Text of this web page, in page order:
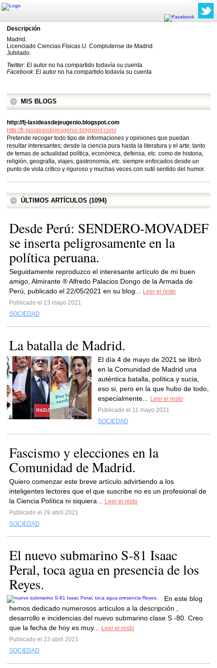
Descripción
Madrid.
Licenciado Ciencias Físicas U. Complutense de Madrid.
Jubilado.
Twitter: El autor no ha compartido todavía su cuenta
Facebook: El autor no ha compartido todavía su cuenta
MIS BLOGS
http://fj-lasideasdejeugenio.blogspot.com
http://fj-lasideasdejeugenio.blogspot.com/
Pretende recoger todo tipo de informaciones y opiniones que puedan
resultar interesantes; desde la ciencia pura hasta la literatura y el arte; tanto
de temas de actualidad política, económica, defensa, etc. como de historia,
religión, geografía, viajes, gastronomía, etc. siempre enfocados desde un
punto de vista crítico y riguroso y muchas veces con sutil sentido del humor.
ÚLTIMOS ARTÍCULOS (1094)
Desde Perú: SENDERO-MOVADEF
se inserta peligrosamente en la
política peruana.
Seguidamente reproduzco el interesante artículo de mi buen
amigo, Almirante ® Alfredo Palacios Dongo de la Armada de
Perú, publicado el 22/05/2021 en su blog...
Leer el resto
Publicado el 23 mayo 2021
SOCIEDAD
La batalla de Madrid.
El día 4 de mayo de 2021 se libró
en la Comunidad de Madrid una
auténtica batalla, política y sucia,
eso si, pero en la que hubo de todo,
especialmente...
Leer el resto
Publicado el 11 mayo 2021
SOCIEDAD
Fascismo y elecciones en la
Comunidad de Madrid.
Quiero comenzar este breve artículo advirtiendo a los
inteligentes lectores que el que suscribe no es un profesional de
la Ciencia Política ni siquiera...
Leer el resto
Publicado el 29 abril 2021
SOCIEDAD
El nuevo submarino S-81 Isaac
Peral, toca agua en presencia de los
Reyes.
En este blog
hemos dedicado numerosos artículos a la descripción ,
desarrollo e incidencias del nuevo submarino clase S -80. Creo
que la fecha de hoy es muy...
Leer el resto
Publicado el 23 abril 2021
SOCIEDAD